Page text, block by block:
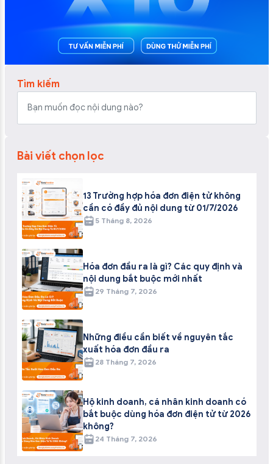
Tìm kiếm
Bài viết chọn lọc
13 Trường hợp hóa đơn điện tử không
cần có đầy đủ nội dung từ 01/7/2026
5 Tháng 8, 2026
Hóa đơn đầu ra là gì? Các quy định và
nội dung bắt buộc mới nhất
29 Tháng 7, 2026
Những điều cần biết về nguyên tắc
xuất hóa đơn đầu ra
28 Tháng 7, 2026
Hộ kinh doanh, cá nhân kinh doanh có
bắt buộc dùng hóa đơn điện tử từ 2026
không?
24 Tháng 7, 2026